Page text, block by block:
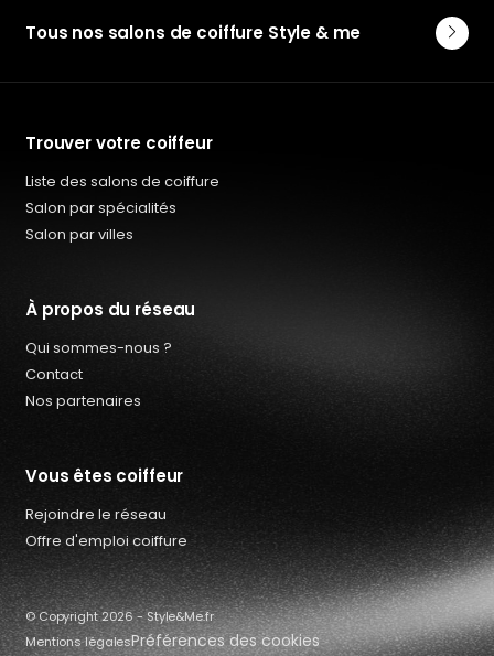
Qui sommes-nous ?
Offres d’emploi coiffure
Contact
Tous nos salons de coiffure Style & me
Trouver votre coiffeur
Liste des salons de coiffure
Salon par spécialités
Salon par villes
À propos du réseau
Qui sommes-nous ?
Contact
Nos partenaires
Vous êtes coiffeur
Rejoindre le réseau
Offre d'emploi coiffure
© Copyright 2026 - Style&Me.fr
Mentions légalesPréférences des cookies